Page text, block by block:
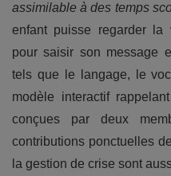
assimilable à des temps
enfant puisse regarder la
pour saisir son message
tels que le langage, le
modèle interactif
conçues par deux
contributions ponctuelles
la gestion de crise sont